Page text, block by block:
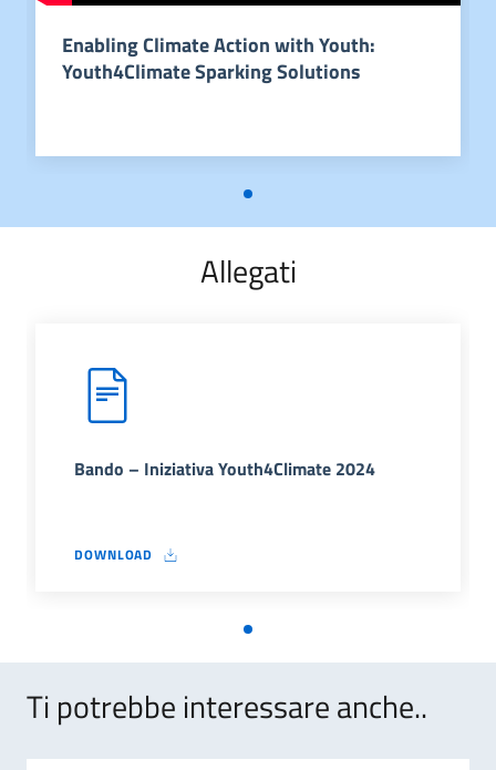
Enabling Climate Action with Youth:
Youth4Climate Sparking Solutions
Allegati
Bando – Iniziativa Youth4Climate 2024
DOWNLOAD
BANDO – INIZIATIVA YOUTH4CLIMATE 2024
Ti potrebbe interessare anche..